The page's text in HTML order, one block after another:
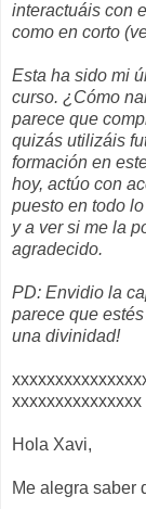
interactuáis con
como en corto
Esta ha sido mi
curso. ¿Cómo
parece que
quizás utilizáis
formación en
hoy, actúo con
puesto en todo
y a ver si me la
agradecido.
PD: Envidio la
parece que
una divinidad!
xxxxxxxxxxxxxxx
Hola Xavi,
Me alegra saber